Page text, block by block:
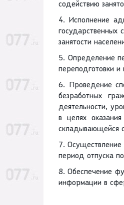
содействию
4. Исполнение
государственных
занятости
5. Определение
переподготовки
6. Проведение
безработных
деятельности,
в целях
складывающейся
7. Осуществление
период отпуска
8. Обеспечение
информации в